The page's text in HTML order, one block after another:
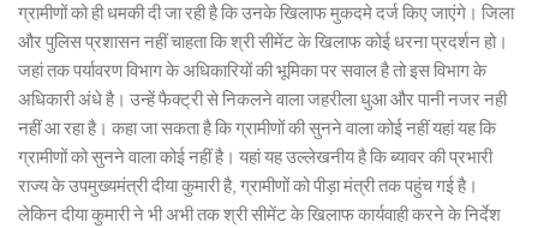
ग्रामीणों को ही धमकी दी जा रही है कि उनके खिलाफ मुकदमे दर्ज किए जाएंगे। जिला
और पुलिस प्रशासन नहीं चाहता कि श्री सीमेंट के खिलाफ कोई धरना प्रदर्शन हो।
जहां तक पर्यावरण विभाग के अधिकारियों की भूमिका पर सवाल है तो इस विभाग के
अधिकारी अंधे है। उन्हें फैक्ट्री से निकलने वाला जहरीला धुआ और पानी नजर नही
नहीं आ रहा है। कहा जा सकता है कि ग्रामीणों की सुनने वाला कोई नहीं यहां यह कि
ग्रामीणों को सुनने वाला कोई नहीं है। यहां यह उल्लेखनीय है कि ब्यावर की प्रभारी
राज्य के उपमुख्यमंत्री दीया कुमारी है, ग्रामीणों को पीड़ा मंत्री तक पहुंच गई है।
लेकिन दीया कुमारी ने भी अभी तक श्री सीमेंट के खिलाफ कार्यवाही करने के निर्देश